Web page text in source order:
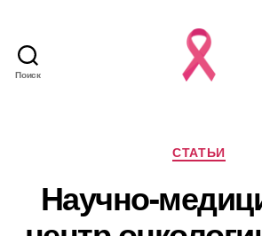
Поиск
Рубрики
СТАТЬИ
Научно-